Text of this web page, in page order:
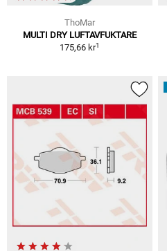
ThoMar
MULTI DRY LUFTAVFUKTARE
175,66 kr1